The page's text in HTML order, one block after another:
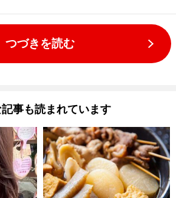
つづきを読む
記事も読まれています